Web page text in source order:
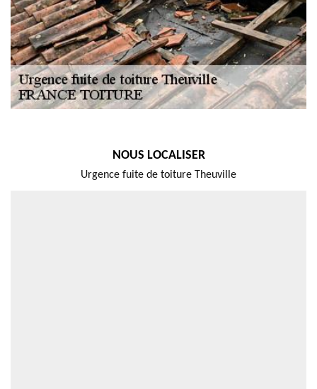
NOUS LOCALISER
Urgence fuite de toiture Theuville